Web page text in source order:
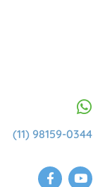
(11) 98159-0344